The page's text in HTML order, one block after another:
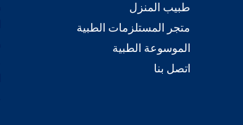
طبيب المنزل
متجر المستلزمات الطبية
الموسوعة الطبية
اتصل بنا